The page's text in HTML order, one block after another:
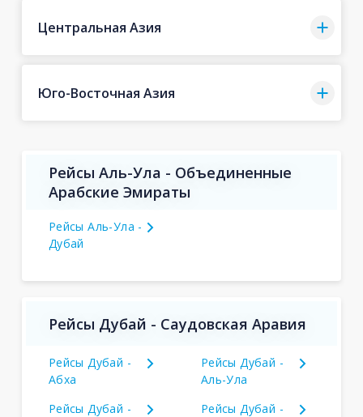
Центральная Азия
Юго-Восточная Азия
Рейсы Аль-Ула - Объединенные
Арабские Эмираты
Рейсы Аль-Ула -
Дубай
Рейсы Дубай - Саудовская Аравия
Рейсы Дубай -
Абха
Рейсы Дубай -
Аль-Ула
Рейсы Дубай -
Рейсы Дубай -